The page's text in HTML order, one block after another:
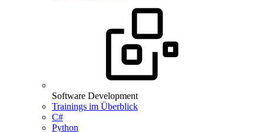
Software Development
Trainings im Überblick
C#
Python